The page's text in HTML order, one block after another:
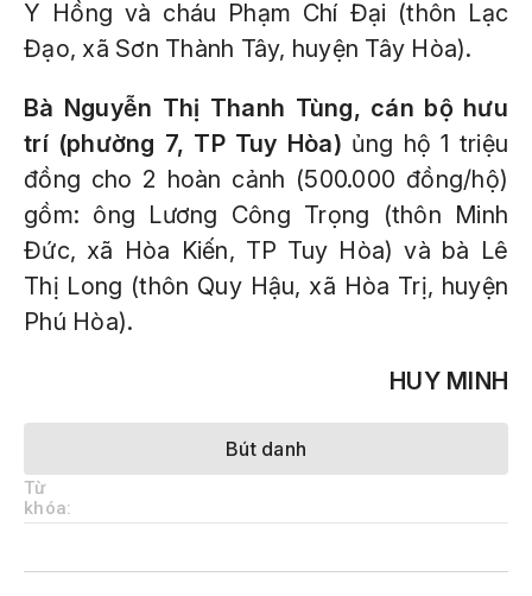
Y Hồng và cháu Phạm Chí Đại (thôn Lạc
Đạo, xã Sơn Thành Tây, huyện Tây Hòa).
Bà Nguyễn Thị Thanh Tùng, cán bộ hưu
trí (phường 7, TP Tuy Hòa) ủng hộ 1 triệu
đồng cho 2 hoàn cảnh (500.000 đồng/hộ)
gồm: ông Lương Công Trọng (thôn Minh
Đức, xã Hòa Kiến, TP Tuy Hòa) và bà Lê
Thị Long (thôn Quy Hậu, xã Hòa Trị, huyện
Phú Hòa).
HUY MINH
Bút danh
Từ
khóa: